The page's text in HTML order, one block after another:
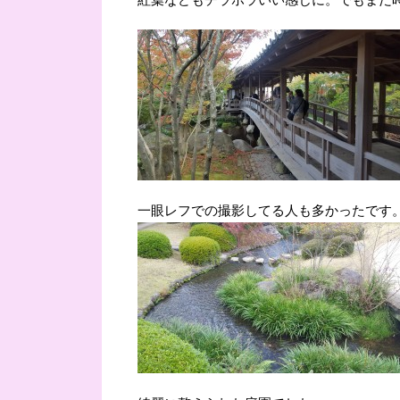
一眼レフでの撮影してる人も多かったです